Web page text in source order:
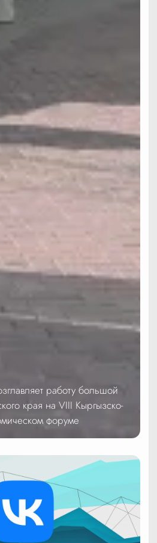
работу большой
края на VIII Кыргызско-
форуме